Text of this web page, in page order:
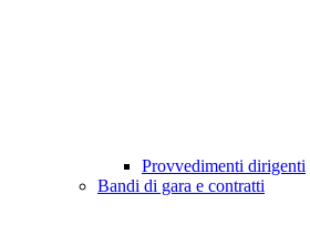
Provvedimenti dirigenti
Bandi di gara e contratti